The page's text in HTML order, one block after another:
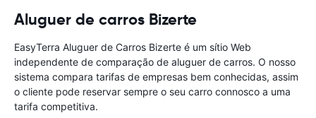
Aluguer de carros Bizerte
EasyTerra Aluguer de Carros Bizerte é um sítio Web
independente de comparação de aluguer de carros. O nosso
sistema compara tarifas de empresas bem conhecidas, assim
o cliente pode reservar sempre o seu carro connosco a uma
tarifa competitiva.